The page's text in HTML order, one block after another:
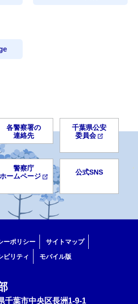
各警察署の
連絡先
千葉県公安
委員会
警察庁
ホームページ
公式SNS
ーポリシー
サイトマップ
ビリティ モバイル版
葉市中央区長洲1-9-1